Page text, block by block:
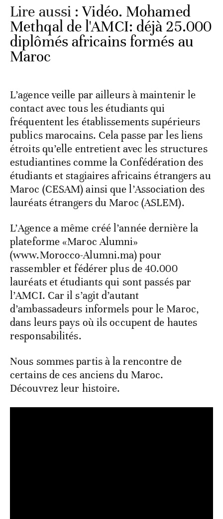
Lire aussi :Vidéo. Mohamed
Methqal de l'AMCI: déjà 25.000
diplômés africains formés au
Maroc
L’agence veille par ailleurs à maintenir le
contact avec tous les étudiants qui
fréquentent les établissements supérieurs
publics marocains. Cela passe par les liens
étroits qu’elle entretient avec les structures
estudiantines comme la Confédération des
étudiants et stagiaires africains étrangers au
Maroc (CESAM) ainsi que l’Association des
lauréats étrangers du Maroc (ASLEM).
L’Agence a même créé l’année dernière la
plateforme «Maroc Alumni»
(www.Morocco-Alumni.ma) pour
rassembler et fédérer plus de 40.000
lauréats et étudiants qui sont passés par
l’AMCI. Car il s’agit d’autant
d’ambassadeurs informels pour le Maroc,
dans leurs pays où ils occupent de hautes
responsabilités.
Nous sommes partis à la rencontre de
certains de ces anciens du Maroc.
Découvrez leur histoire.